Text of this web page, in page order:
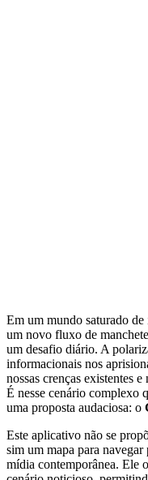
Em um mundo saturado
um novo fluxo de
um desafio diário. A
informacionais nos
nossas crenças existentes
É nesse cenário complexo
uma proposta audaciosa: o
Este aplicativo não se
sim um mapa para
mídia contemporânea. Ele